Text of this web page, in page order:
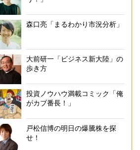
森口亮「まるわかり市況分析」
大前研一「ビジネス新大陸」の
歩き方
投資ノウハウ満載コミック「俺
がカブ番長！」
戸松信博の明日の爆騰株を探
せ！